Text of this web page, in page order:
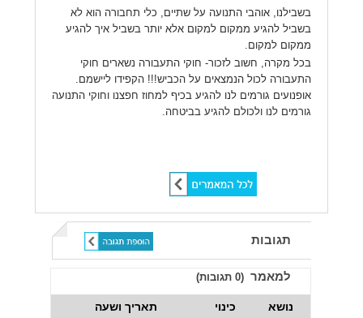
בשבילנו, אוהבי התנועה על שתיים, כלי תחבורה הוא לא
בשביל להגיע ממקום למקום אלא יותר בשביל איך להגיע
ממקום למקום.
בכל מקרה, חשוב לזכור- חוקי התעבורה נשארים חוקי
התעבורה לכול הנמצאים על הכביש!!! הקפידו ליישמם.
אופנועים גורמים לנו להגיע בכיף למחוז חפצנו וחוקי התנועה
גורמים לנו ולכולם להגיע בביטחה.
תגובות
למאמר (
0 תגובות)
נושא כינוי תאריך ושעה